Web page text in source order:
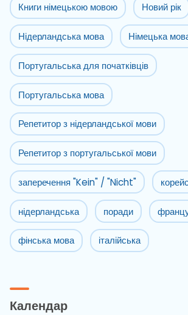
Книги німецькою мовою Новий рік
Нідерландська мова Німецька
Португальська для початківців
Португальська мова
Репетитор з нідерландської мови
Репетитор з португальської мови
заперечення "Kein" / "Nicht"
нідерландська поради
фінська мова італійська
Календар